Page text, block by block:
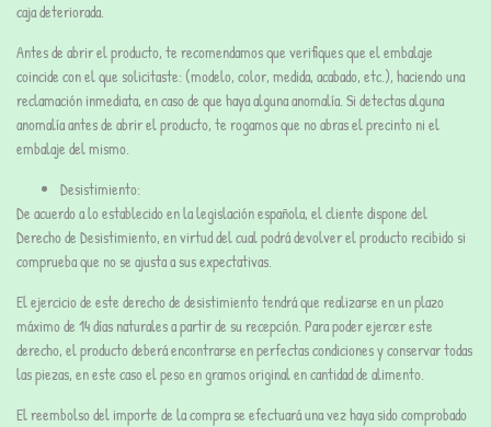
caja deteriorada.
Antes de abrir el producto, te recomendamos que verifiques que el embalaje
coincide con el que solicitaste: (modelo, color, medida, acabado, etc.), haciendo una
reclamación inmediata, en caso de que haya alguna anomalía. Si detectas alguna
anomalía antes de abrir el producto, te rogamos que no abras el precinto ni el
embalaje del mismo.
Desistimiento:
De acuerdo a lo establecido en la legislación española, el cliente dispone del
Derecho de Desistimiento, en virtud del cual podrá devolver el producto recibido si
comprueba que no se ajusta a sus expectativas.
El ejercicio de este derecho de desistimiento tendrá que realizarse en un plazo
máximo de 14 días naturales a partir de su recepción. Para poder ejercer este
derecho, el producto deberá encontrarse en perfectas condiciones y conservar todas
las piezas, en este caso el peso en gramos original en cantidad de alimento.
El reembolso del importe de la compra se efectuará una vez haya sido comprobado